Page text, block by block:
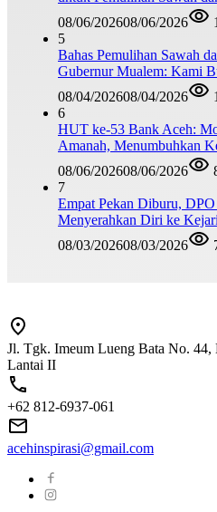
08/06/202608/06/2026
5
Bahas Pemulihan Sawah
Gubernur Mualem: Kami
08/04/202608/04/2026
6
HUT ke-53 Bank Aceh:
Amanah, Menumbuhkan
08/06/202608/06/2026
7
Empat Pekan Diburu,
Menyerahkan Diri ke
08/03/202608/03/2026
Jl. Tgk. Imeum Lueng Bata No. 44,
Lantai II
+62 812-6937-061
acehinspirasi@gmail.com